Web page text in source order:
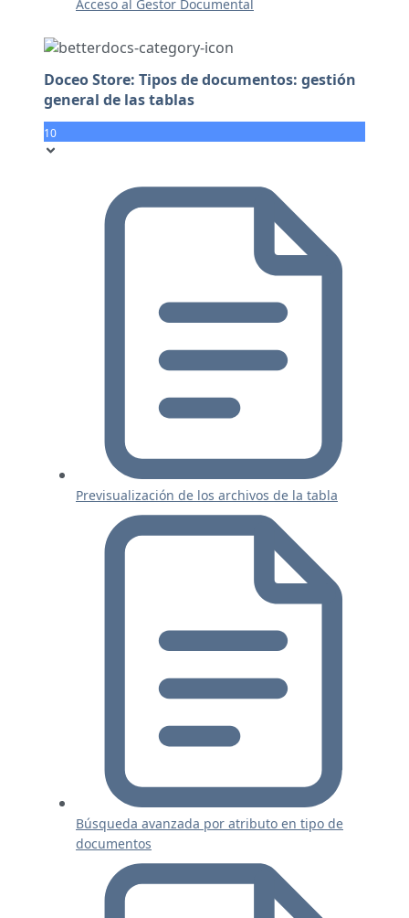
Acceso al Gestor Documental
Doceo Store: Tipos de documentos: gestión
general de las tablas
10
Previsualización de los archivos de la tabla
Búsqueda avanzada por atributo en tipo de
documentos